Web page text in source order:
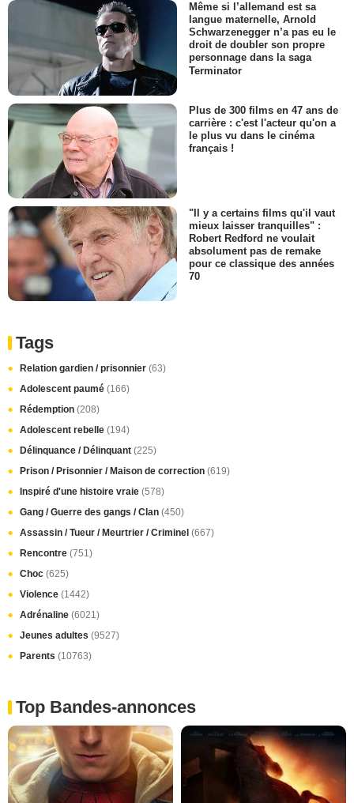
Même si l’allemand est sa
langue maternelle, Arnold
Schwarzenegger n’a pas eu le
droit de doubler son propre
personnage dans la saga
Terminator
Plus de 300 films en 47 ans de
carrière : c'est l'acteur qu'on a
le plus vu dans le cinéma
français !
"Il y a certains films qu'il vaut
mieux laisser tranquilles" :
Robert Redford ne voulait
absolument pas de remake
pour ce classique des années
70
Tags
Relation gardien / prisonnier (63)
Adolescent paumé (166)
Rédemption (208)
Adolescent rebelle (194)
Délinquance / Délinquant (225)
Prison / Prisonnier / Maison de correction (619)
Inspiré d'une histoire vraie (578)
Gang / Guerre des gangs / Clan (450)
Assassin / Tueur / Meurtrier / Criminel (667)
Rencontre (751)
Choc (625)
Violence (1442)
Adrénaline (6021)
Jeunes adultes (9527)
Parents (10763)
Top Bandes-annonces